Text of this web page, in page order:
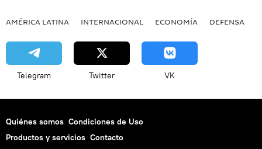
AMÉRICA LATINA INTERNACIONAL ECONOMÍA DEFENSA
Telegram Twitter VK
Quiénes somos Condiciones de Uso
Productos y servicios Contacto